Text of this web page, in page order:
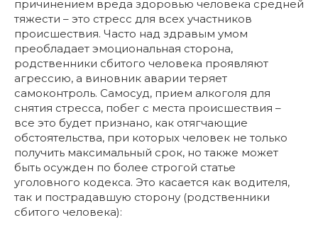
причинением вреда здоровью человека средней
тяжести – это стресс для всех участников
происшествия. Часто над здравым умом
преобладает эмоциональная сторона,
родственники сбитого человека проявляют
агрессию, а виновник аварии теряет
самоконтроль. Самосуд, прием алкоголя для
снятия стресса, побег с места происшествия –
все это будет признано, как отягчающие
обстоятельства, при которых человек не только
получить максимальный срок, но также может
быть осужден по более строгой статье
уголовного кодекса. Это касается как водителя,
так и пострадавшую сторону (родственники
сбитого человека):